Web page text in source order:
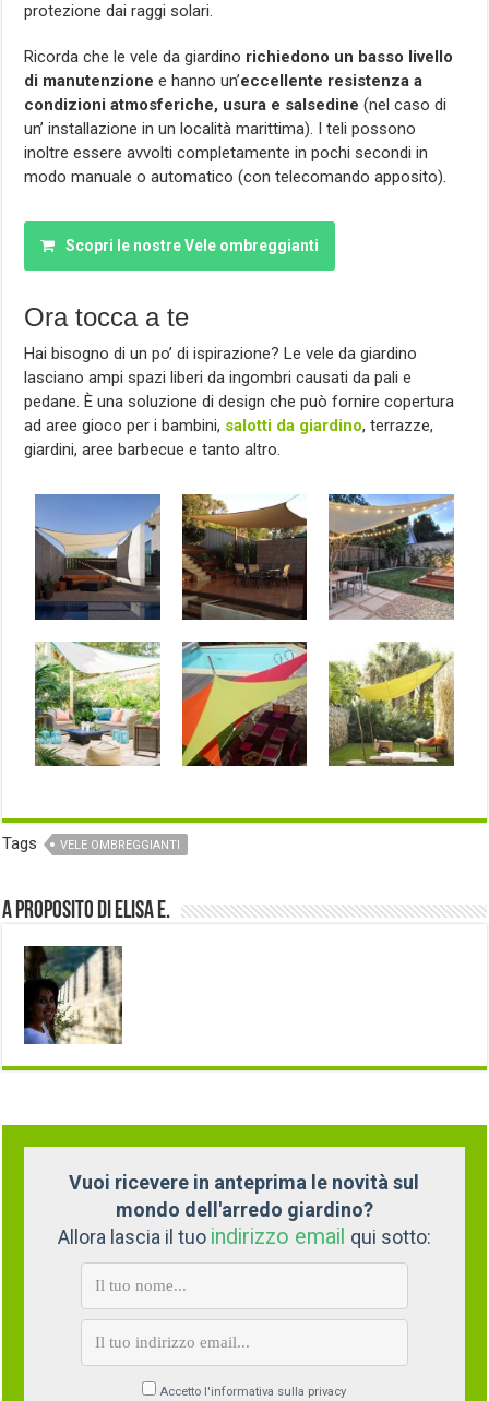
protezione dai raggi solari.
Ricorda che le vele da giardino richiedono un basso livello
di manutenzione e hanno un’eccellente resistenza a
condizioni atmosferiche, usura e salsedine (nel caso di
un’ installazione in un località marittima).
I teli possono
inoltre essere avvolti completamente in pochi secondi in
modo manuale o automatico (con telecomando apposito).
Scopri le nostre Vele ombreggianti
Ora tocca a te
Hai bisogno di un po’ di ispirazione? Le vele da giardino
lasciano ampi spazi liberi da ingombri causati da pali e
pedane. È una soluzione di design che può fornire copertura
ad aree gioco per i bambini, salotti da giardino, terrazze,
giardini, aree barbecue e tanto altro.
Tags VELE OMBREGGIANTI
A proposito di Elisa E.
Vuoi ricevere in anteprima le novità sul
mondo dell'arredo giardino?
Allora lascia il tuo indirizzo email qui sotto:
Accetto l'informativa sulla privacy